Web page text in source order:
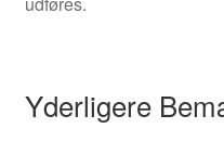
Yderligere